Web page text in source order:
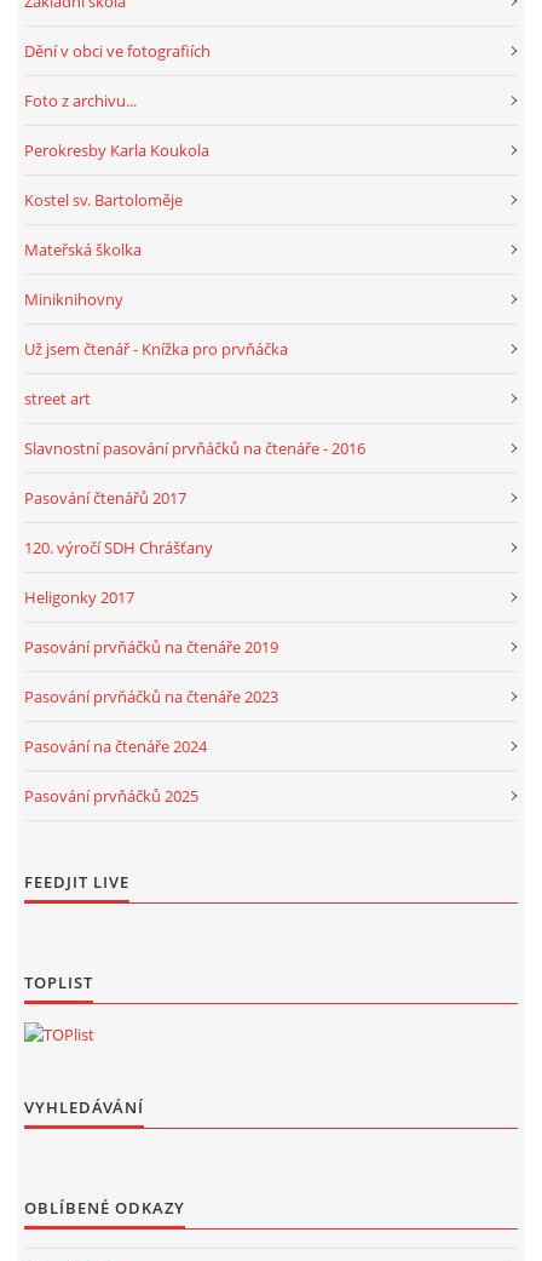
Dění v obci ve fotografiích
Foto z archivu...
Perokresby Karla Koukola
Kostel sv. Bartoloměje
Mateřská školka
Miniknihovny
Už jsem čtenář - Knížka pro prvňáčka
street art
Slavnostní pasování prvňáčků na čtenáře - 2016
Pasování čtenářů 2017
120. výročí SDH Chrášťany
Heligonky 2017
Pasování prvňáčků na čtenáře 2019
Pasování prvňáčků na čtenáře 2023
Pasování na čtenáře 2024
Pasování prvňáčků 2025
FEEDJIT LIVE
TOPLIST
VYHLEDÁVÁNÍ
OBLÍBENÉ ODKAZY